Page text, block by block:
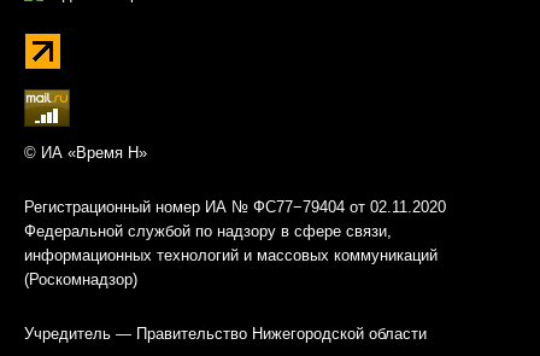
© ИА «Время Н»
Регистрационный номер ИА № ФС77−79404 от 02.11.2020
Федеральной службой по надзору в сфере связи,
информационных технологий и массовых коммуникаций
(Роскомнадзор)
Учредитель — Правительство Нижегородской области